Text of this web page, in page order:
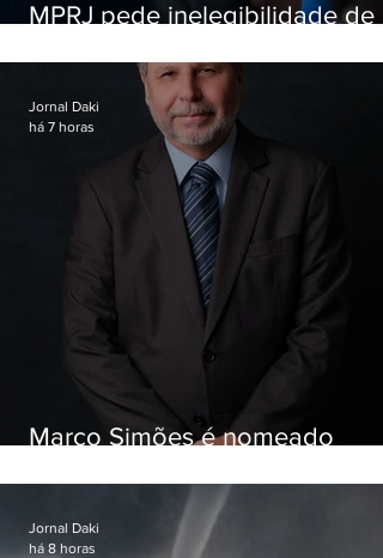
MPRJ pede inelegibilidade de
Marco Simões é nomeado
Jornal Daki
há 7 horas
Jornal Daki
há 8 horas